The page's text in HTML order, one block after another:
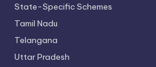
State-Specific Schemes
Tamil Nadu
Telangana
Uttar Pradesh